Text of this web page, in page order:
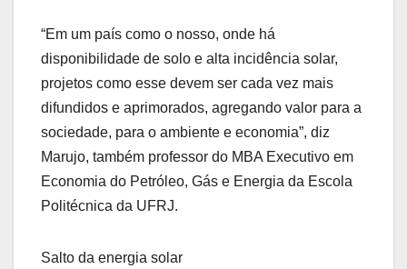
“Em um país como o nosso, onde há
disponibilidade de solo e alta incidência solar,
projetos como esse devem ser cada vez mais
difundidos e aprimorados, agregando valor para a
sociedade, para o ambiente e economia”, diz
Marujo, também professor do MBA Executivo em
Economia do Petróleo, Gás e Energia da Escola
Politécnica da UFRJ.
Salto da energia solar